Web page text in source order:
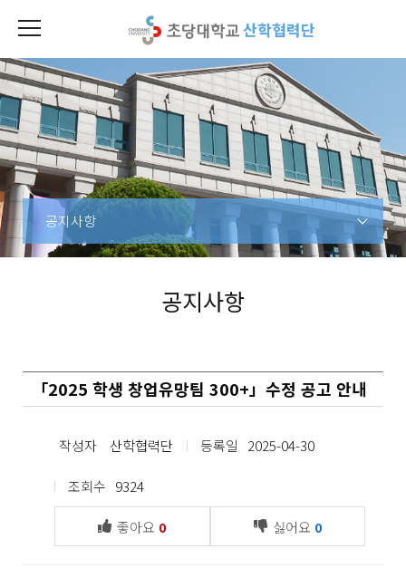
산학협력단
공지사항
공지사항
「2025 학생 창업유망팀 300+」수정 공고 안내
작성자 산학협력단 등록일 2025-04-30
조회수 9324
좋아요 0 싫어요 0